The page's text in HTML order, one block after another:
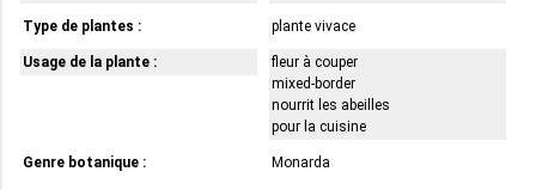
Type de plantes : plante vivace
Usage de la plante :
fleur à couper
mixed-border
nourrit les abeilles
pour la cuisine
Genre botanique : Monarda